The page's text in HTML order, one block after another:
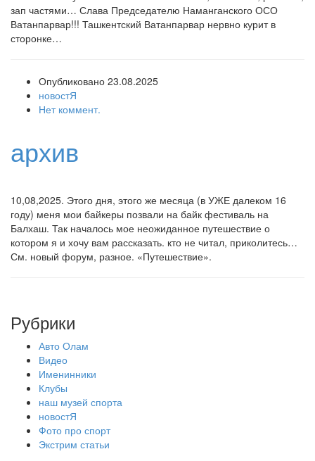
зап частями… Слава Председателю Наманганского ОСО
Ватанпарвар!!! Ташкентский Ватанпарвар нервно курит в
сторонке…
Опубликовано 23.08.2025
новостЯ
Нет коммент.
архив
10,08,2025. Этого дня, этого же месяца (в УЖЕ далеком 16
году) меня мои байкеры позвали на байк фестиваль на
Балхаш. Так началось мое неожиданное путешествие о
котором я и хочу вам рассказать. кто не читал, приколитесь…
См. новый форум, разное. «Путешествие».
Рубрики
Авто Олам
Видео
Именинники
Клубы
наш музей спорта
новостЯ
Фото про спорт
Экстрим статьи